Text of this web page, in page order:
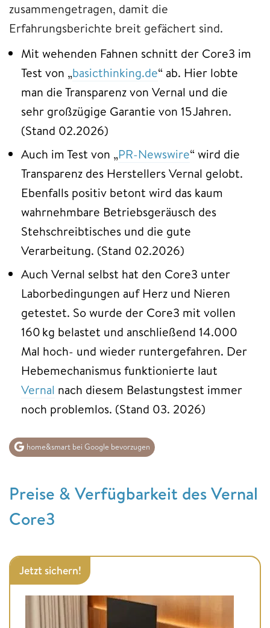
zusammengetragen, damit die
Erfahrungsberichte breit gefächert sind.
Mit wehenden Fahnen schnitt der Core3 im
Test von „basicthinking.de“ ab. Hier lobte
man die Transparenz von Vernal und die
sehr großzügige Garantie von 15 Jahren.
(Stand 02.2026)
Auch im Test von „PR-Newswire“ wird die
Transparenz des Herstellers Vernal gelobt.
Ebenfalls positiv betont wird das kaum
wahrnehmbare Betriebsgeräusch des
Stehschreibtisches und die gute
Verarbeitung. (Stand 02.2026)
Auch Vernal selbst hat den Core3 unter
Laborbedingungen auf Herz und Nieren
getestet. So wurde der Core3 mit vollen
160 kg belastet und anschließend 14.000
Mal hoch- und wieder runtergefahren. Der
Hebemechanismus funktionierte laut
Vernal nach diesem Belastungstest immer
noch problemlos. (Stand 03. 2026)
home&smart bei Google bevorzugen
Preise & Verfügbarkeit des Vernal
Core3
Jetzt sichern!